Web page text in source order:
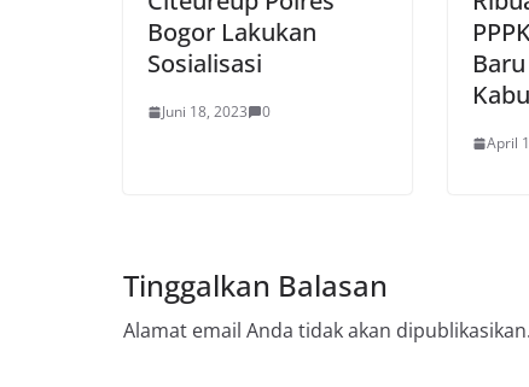
Bogor Lakukan
Sosialisasi
Juni 18, 2023 0
April
Tinggalkan Balasan
Alamat email Anda tidak akan dipublikasikan.